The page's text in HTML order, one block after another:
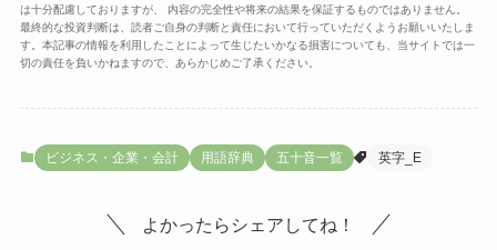
は十分配慮しておりますが、 内容の完全性や将来の結果を保証するものではありません。
最終的な投資判断は、読者ご自身の判断と責任において行っていただくようお願いいたしま
す。本記事の情報を利用したことによって生じたいかなる損害についても、当サイトでは一
切の責任を負いかねますので、あらかじめご了承ください。
ビジネス・企業・会計 用語辞典 五十音一覧 英字_E
よかったらシェアしてね！